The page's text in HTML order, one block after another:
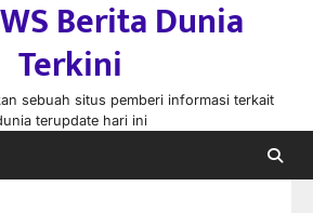
Berita Dunia
Terkini
sebuah situs pemberi informasi terkait
terupdate hari ini